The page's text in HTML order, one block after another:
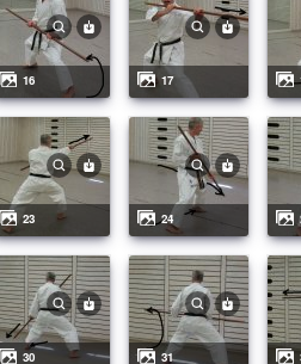
16 17
23 24
30 31